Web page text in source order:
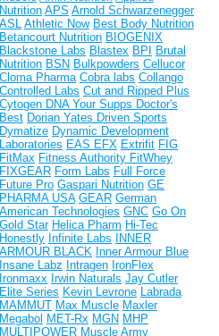
Nutrition APS Arnold Schwarzenegger
ASL Athletic Now Best Body Nutrition
Betancourt Nutrition BIOGENIX
Blackstone Labs Blastex BPI
Brutal
Nutrition BSN Bulkpowders Cellucor
Cloma Pharma Cobra labs Collango
Controlled Labs Cut and Ripped Plus
Cytogen DNA Your Supps Doctor's
Best Dorian Yates Driven Sports
Dymatize Dynamic Development
Laboratories EAS EFX Extrifit FIG
FitMax Fitness Authority FitWhey
FIXGEAR Form Labs Full Force
Future Pro Gaspari Nutrition GE
PHARMA USA GEAR German
American Technologies GNC Go On
Gold Star Helica Pharm Hi-Tec
Honestly Infinite Labs
INNER
ARMOUR BLACK Inner Armour Blue
Insane Labz Intragen IronFlex
Ironmaxx Irwin Naturals Jay Cutler
Elite Series Kevin Levrone Labrada
MAMMUT Max Muscle Maxler
Megabol MET-Rx MGN MHP
MULTIPOWER Muscle Army